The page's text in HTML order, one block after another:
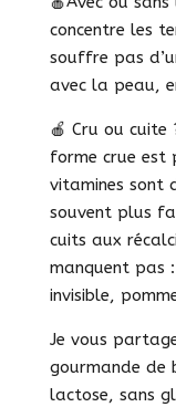
concentre les
souffre pas
avec la peau,
🍎 Cru ou cuite
forme crue est
vitamines sont
souvent plus
cuits aux
manquent pas
invisible,
Je vous
gourmande de
lactose, sans